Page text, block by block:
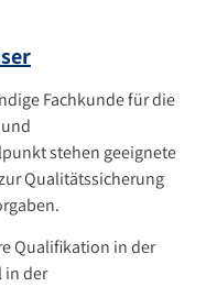
Fachkunde für die
stehen geeignete
Qualitätssicherung
Qualifikation in der
in der